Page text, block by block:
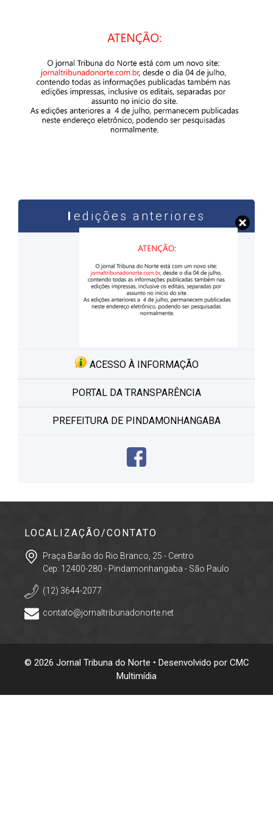
edições anteriores
ACESSO À INFORMAÇÃO
PORTAL DA TRANSPARÊNCIA
PREFEITURA DE PINDAMONHANGABA
LOCALIZAÇÃO/CONTATO
Praça Barão do Rio Branco, 25 - Centro
Cep: 12400-280 - Pindamonhangaba - São Paulo
(12) 3644-2077
contato@jornaltribunadonorte.net
© 2026 Jornal Tribuna do Norte • Desenvolvido por CMC
Multimídia